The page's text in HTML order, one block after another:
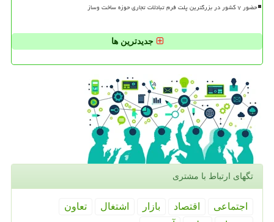
حضور ۷ کشور در بزرگترین پلت فرم تبادلات تجاری حوزه ساخت وساز
جدیدترین ها
تگهای ارتباط با مشتری
اجتماعی اقتصاد بازار اشتغال
تعاون